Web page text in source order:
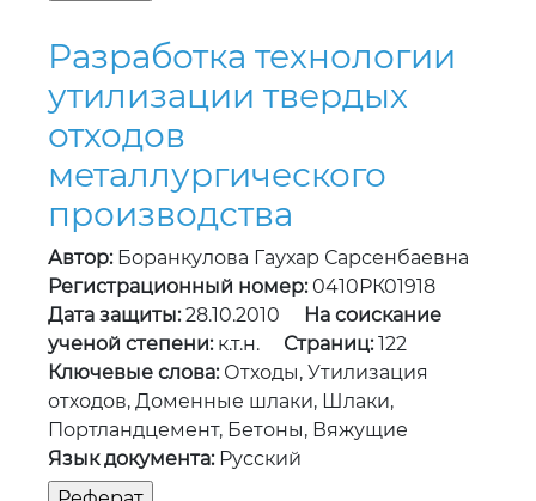
Разработка технологии
утилизации твердых
отходов
металлургического
производства
Автор:Боранкулова Гаухар Сарсенбаевна
Регистрационный номер:0410РК01918
Дата защиты:28.10.2010
На соискание
ученой степени:к.т.н. Страниц:122
Ключевые слова:Отходы, Утилизация
отходов, Доменные шлаки, Шлаки,
Портландцемент, Бетоны, Вяжущие
Язык документа:Русский